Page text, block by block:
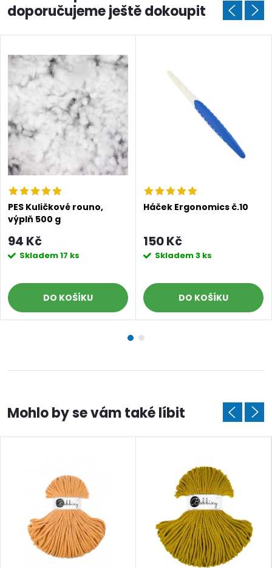
doporučujeme ještě dokoupit
PES Kuličkové rouno,
výplň 500 g
94 Kč
Skladem17 ks
DO KOŠÍKU
Háček Ergonomics č.10
150 Kč
Skladem3 ks
DO KOŠÍKU